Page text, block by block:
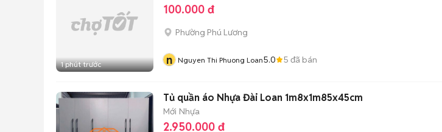
1 phút trước
100.000 đ
Phường Phú Lương
n Nguyen Thi Phuong Loan5.0 5 đã bán
Tủ quần áo Nhựa Đài Loan 1m8x1m85x45cm
Mới Nhựa
2.950.000 đ